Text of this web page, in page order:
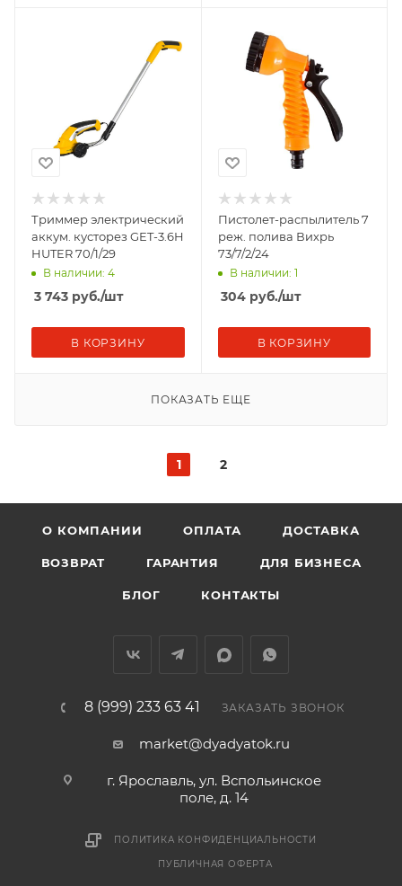
Триммер электрический
аккум. кусторез GET-3.6H
HUTER 70/1/29
В наличии: 4
3 743 руб./шт
В КОРЗИНУ
Пистолет-распылитель 7
реж. полива Вихрь
73/7/2/24
В наличии: 1
304руб./шт
В КОРЗИНУ
ПОКАЗАТЬ ЕЩЕ
1 2
О КОМПАНИИ ОПЛАТА ДОСТАВКА
ВОЗВРАТ ГАРАНТИЯ ДЛЯ БИЗНЕСА
БЛОГ КОНТАКТЫ
8 (999) 233 63 41 ЗАКАЗАТЬ ЗВОНОК
market@dyadyatok.ru
г. Ярославль, ул. Вспольинское
поле, д. 14
ПОЛИТИКА КОНФИДЕНЦИАЛЬНОСТИ
ПУБЛИЧНАЯ ОФЕРТА